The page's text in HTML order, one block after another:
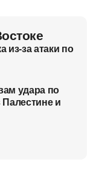
из-за атаки по
удара по
и